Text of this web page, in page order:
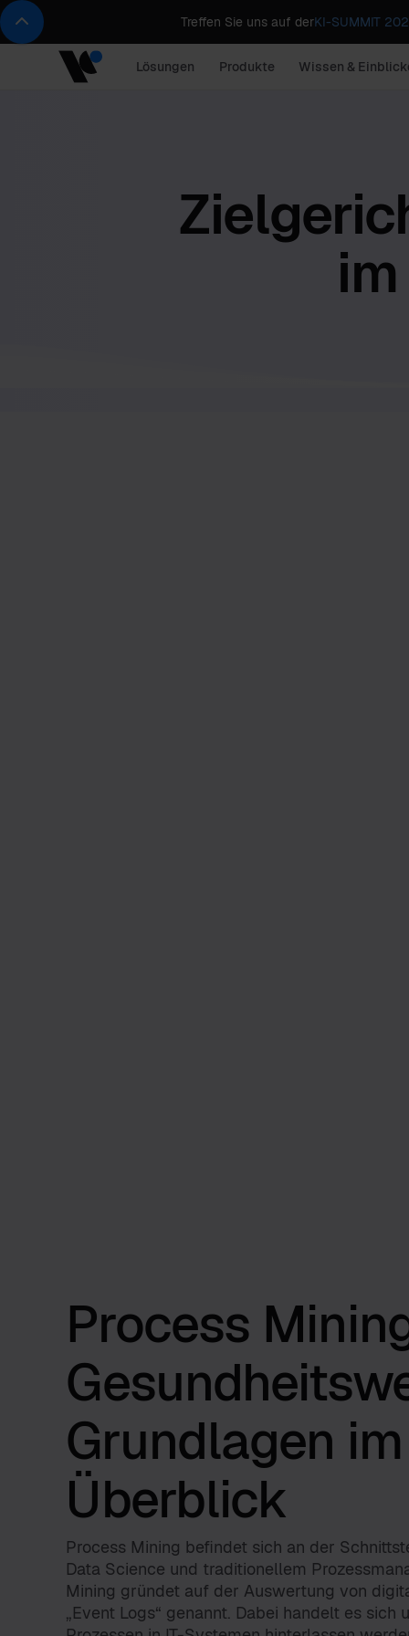
Treffen Sie uns auf derKI-SUMMIT
Lösungen Produkte Wissen &
Process
Grundlagen im
Überblick
Process Mining befindet sich an der
Data Science und traditionellem
Mining gründet auf der Auswertung von
„Event Logs“ genannt. Dabei handelt es sich